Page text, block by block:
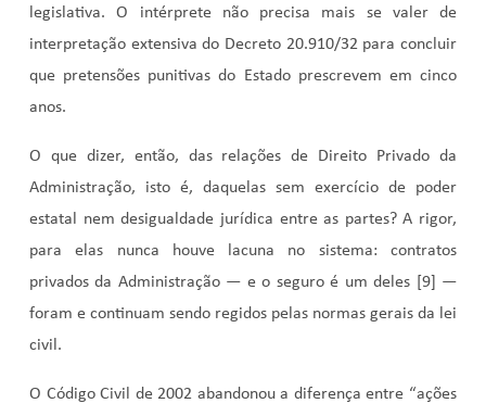
legislativa. O intérprete não precisa mais se valer de
interpretação extensiva do Decreto 20.910/32 para concluir
que pretensões punitivas do Estado prescrevem em cinco
anos.
O que dizer, então, das relações de Direito Privado da
Administração, isto é, daquelas sem exercício de poder
estatal nem desigualdade jurídica entre as partes? A rigor,
para elas nunca houve lacuna no sistema: contratos
privados da Administração — e o seguro é um deles [9] —
foram e continuam sendo regidos pelas normas gerais da lei
civil.
O Código Civil de 2002 abandonou a diferença entre “ações